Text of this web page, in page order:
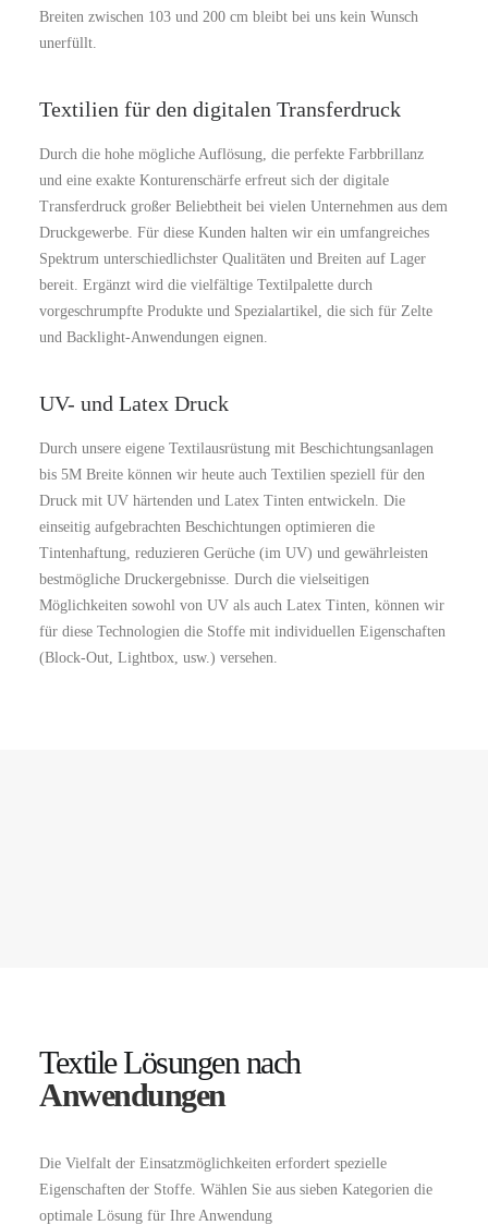
Breiten zwischen 103 und 200 cm bleibt bei uns kein Wunsch
unerfüllt.
Textilien für den digitalen Transferdruck
Durch die hohe mögliche Auflösung, die perfekte Farbbrillanz
und eine exakte Konturenschärfe erfreut sich der digitale
Transferdruck großer Beliebtheit bei vielen Unternehmen aus dem
Druckgewerbe. Für diese Kunden halten wir ein umfangreiches
Spektrum unterschiedlichster Qualitäten und Breiten auf Lager
bereit. Ergänzt wird die vielfältige Textilpalette durch
vorgeschrumpfte Produkte und Spezialartikel, die sich für Zelte
und Backlight-Anwendungen eignen.
UV- und Latex Druck
Durch unsere eigene Textilausrüstung mit Beschichtungsanlagen
bis 5M Breite können wir heute auch Textilien speziell für den
Druck mit UV härtenden und Latex Tinten entwickeln. Die
einseitig aufgebrachten Beschichtungen optimieren die
Tintenhaftung, reduzieren Gerüche (im UV) und gewährleisten
bestmögliche Druckergebnisse. Durch die vielseitigen
Möglichkeiten sowohl von UV als auch Latex Tinten, können wir
für diese Technologien die Stoffe mit individuellen Eigenschaften
(Block-Out, Lightbox, usw.) versehen.
Textile Lösungen nach
Anwendungen
Die Vielfalt der Einsatzmöglichkeiten erfordert spezielle
Eigenschaften der Stoffe. Wählen Sie aus sieben Kategorien die
optimale Lösung für Ihre Anwendung